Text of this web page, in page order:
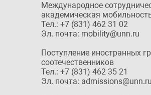
Международное
академическая
Тел.: +7 (831) 462 31 02
Эл. почта: mobility@unn.ru
Поступление иностранных
соотечественников
Тел.: +7 (831) 462 35 21
Эл. почта: admissions@unn.ru